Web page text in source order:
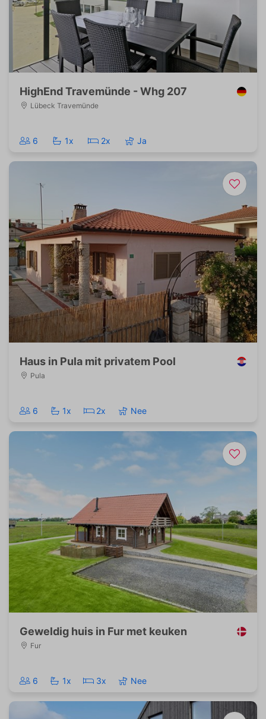
HighEnd Travemünde - Whg 207
Lübeck Travemünde
6 1x 2x Ja
Haus in Pula mit privatem Pool
Pula
6 1x 2x Nee
Geweldig huis in Fur met keuken
Fur
6 1x 3x Nee